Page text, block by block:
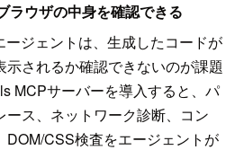
ラウザの中身を確認できる
ージェントは、生成したコードが
示されるか確認できないのが課題
MCPサーバーを導入すると、パ
ース、ネットワーク診断、コン
DOM/CSS検査をエージェントが